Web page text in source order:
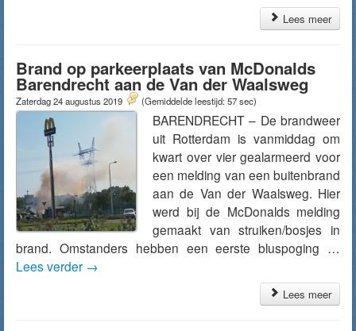
Lees meer
Brand op parkeerplaats van McDonalds
Barendrecht aan de Van der Waalsweg
Zaterdag 24 augustus 2019 (Gemiddelde leestijd: 57 sec)
BARENDRECHT – De brandweer
uit Rotterdam is vanmiddag om
kwart over vier gealarmeerd voor
een melding van een buitenbrand
aan de Van der Waalsweg. Hier
werd bij de McDonalds melding
gemaakt van struiken/bosjes in
brand. Omstanders hebben een eerste bluspoging …
Lees verder →
Lees meer